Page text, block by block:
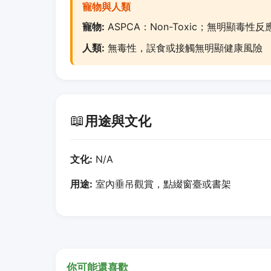
寵物與人類
寵物: ASPCA：Non-Toxic；無明顯毒性反
人類: 無毒性，誤食或接觸無明顯健康風險
📖用途與文化
文化: N/A
用途: 室內垂吊觀賞，點綴窗臺或書架
你可能還喜歡